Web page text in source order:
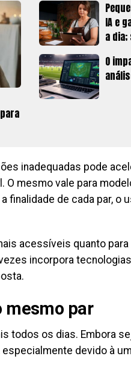
IA e
a
O
inadequadas pode
O mesmo vale para
finalidade de cada par, o
acessíveis quanto
incorpora
mesmo par
todos os dias. Embora
devido à